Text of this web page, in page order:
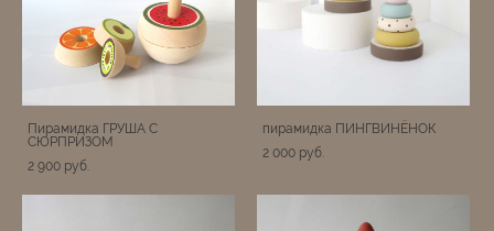
Пирамидка ГРУША С
СЮРПРИЗОМ
2 900 pуб.
пирамидка ПИНГВИНЁНОК
2 000 pуб.